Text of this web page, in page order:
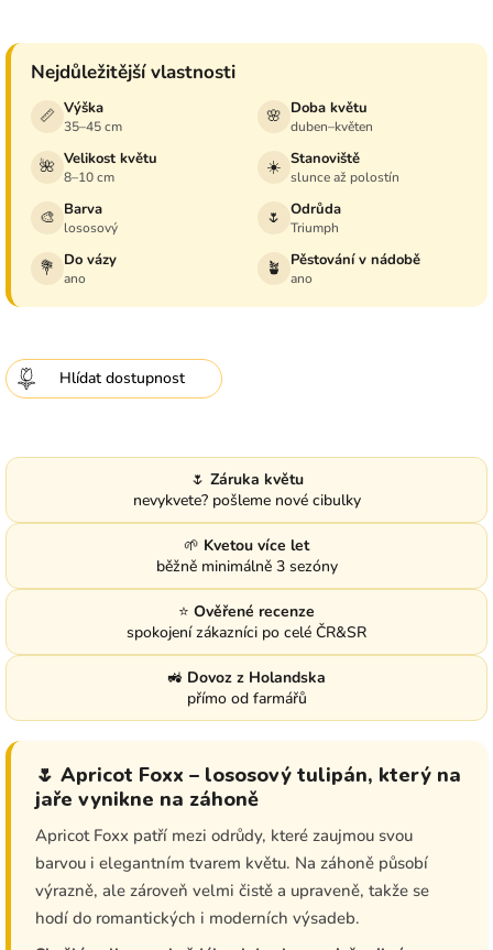
Nejdůležitější vlastnosti
📏 Výška
35–45 cm 🌸 Doba květu
duben–květen
🌺 Velikost květu
8–10 cm ☀️ Stanoviště
slunce až polostín
🎨 Barva
lososový 🌷 Odrůda
Triumph
💐 Do vázy
ano 🪴 Pěstování v nádobě
ano
Hlídat
🌷 Záruka květu
nevykvete? pošleme nové cibulky
🌱 Kvetou více let
běžně minimálně 3 sezóny
⭐ Ověřené recenze
spokojení zákazníci po celé ČR&SR
🚜 Dovoz z Holandska
přímo od farmářů
🌷 Apricot Foxx – lososový tulipán, který na
jaře vynikne na záhoně
Apricot Foxx patří mezi odrůdy, které zaujmou svou
barvou i elegantním tvarem květu. Na záhoně působí
výrazně, ale zároveň velmi čistě a upraveně, takže se
hodí do romantických i moderních výsadeb.